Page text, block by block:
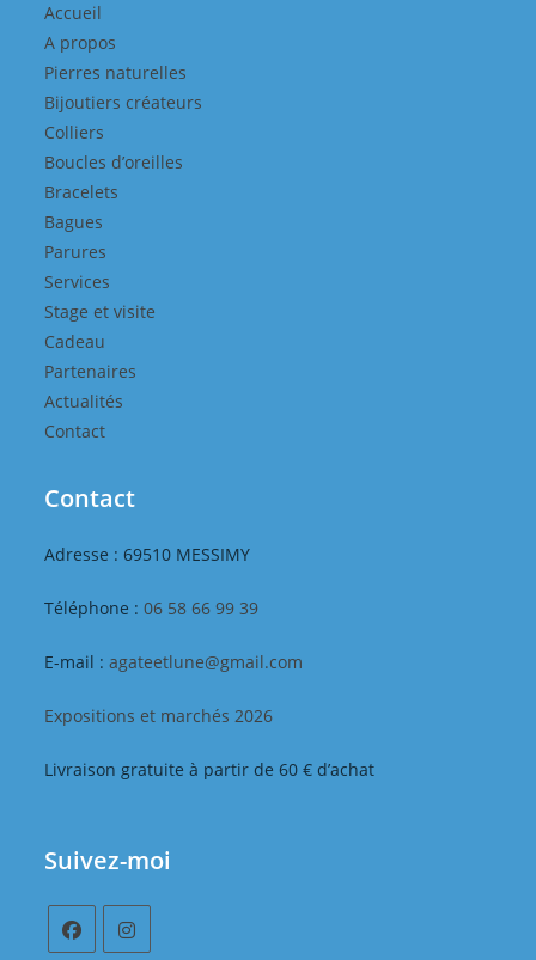
Accueil
A propos
Pierres naturelles
Bijoutiers créateurs
Colliers
Boucles d’oreilles
Bracelets
Bagues
Parures
Services
Stage et visite
Cadeau
Partenaires
Actualités
Contact
Contact
Adresse : 69510 MESSIMY
Téléphone :06 58 66 99 39
E-mail :agateetlune@gmail.com
Expositions et marchés 2026
Livraison gratuite à partir de 60 € d’achat
Suivez-moi